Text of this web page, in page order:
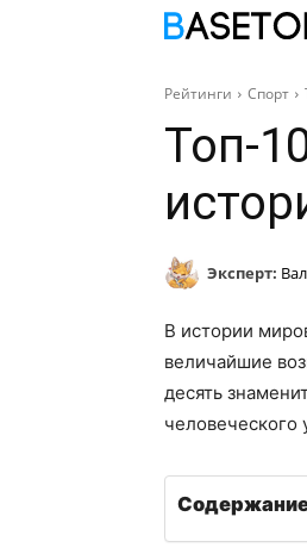
Рейтинги Спорт
Топ-
Эксперт:
В истории
величайшие
десять
человеческого